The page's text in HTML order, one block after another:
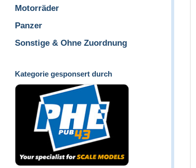
Motorräder
Panzer
Sonstige & Ohne Zuordnung
Kategorie gesponsert durch